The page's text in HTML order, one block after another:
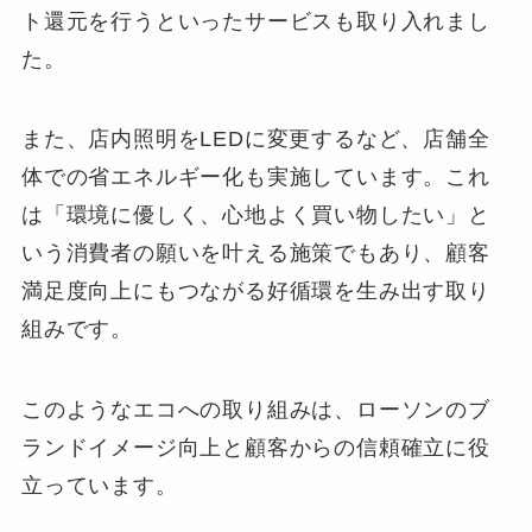
ト還元を行うといったサービスも取り入れまし
た。
また、店内照明をLEDに変更するなど、店舗全
体での省エネルギー化も実施しています。これ
は「環境に優しく、心地よく買い物したい」と
いう消費者の願いを叶える施策でもあり、顧客
満足度向上にもつながる好循環を生み出す取り
組みです。
このようなエコへの取り組みは、ローソンのブ
ランドイメージ向上と顧客からの信頼確立に役
立っています。